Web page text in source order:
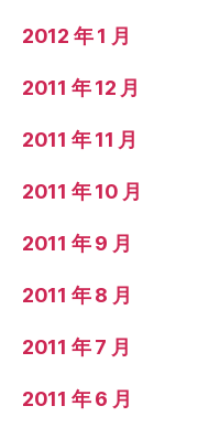
2012 年 1 月
2011 年 12 月
2011 年 11 月
2011 年 10 月
2011 年 9 月
2011 年 8 月
2011 年 7 月
2011 年 6 月